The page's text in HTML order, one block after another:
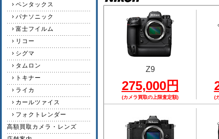
ペンタックス
パナソニック
富士フイルム
リコー
シグマ
タムロン
トキナー
ライカ
カールツァイス
フォクトレンダー
高額買取カメラ・レンズ
Z9
275,000円
(カメラ買取の上限査定額) (